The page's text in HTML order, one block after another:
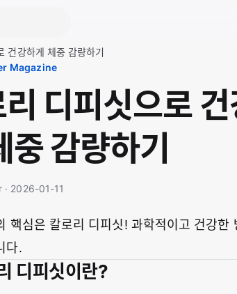
건강하게 체중 감량하기
Magazine
디피싯으로
중 감량하기
· 2026-01-11
핵심은 칼로리 디피싯! 과학적이고 건강한
다.
디피싯이란?